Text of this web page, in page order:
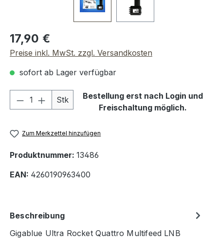
Regulärer Preis:
17,90 €
Preise inkl. MwSt. zzgl. Versandkosten
sofort ab Lager verfügbar
Produkt Anzahl: Gib den
Stk
Bestellung erst nach Login und
Freischaltung möglich.
Zum Merkzettel hinzufügen
Produktnummer: 13486
EAN: 4260190963400
Beschreibung
Gigablue Ultra Rocket Quattro Multifeed LNB